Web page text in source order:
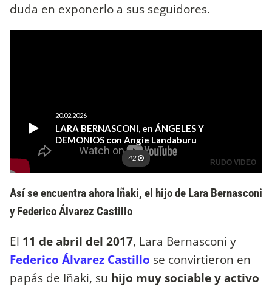
duda en exponerlo a sus seguidores.
Así se encuentra ahora Iñaki, el hijo de Lara Bernasconi
y Federico Álvarez Castillo
El 11 de abril del 2017, Lara Bernasconi y
Federico Álvarez Castillo se convirtieron en
papás de Iñaki, su hijo muy sociable y activo